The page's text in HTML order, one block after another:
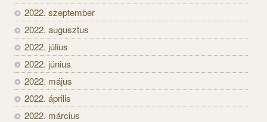
2022. szeptember
2022. augusztus
2022. július
2022. június
2022. május
2022. április
2022. március